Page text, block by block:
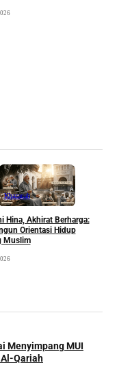
Khazanah
Hina, Akhirat Berharga:
Orientasi Hidup
Muslim
Menyimpang MUI
Qariah